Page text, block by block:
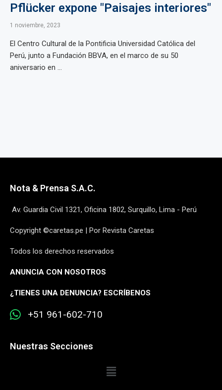
Pflücker expone "Paisajes interiores"
1 noviembre, 2023
El Centro Cultural de la Pontificia Universidad Católica del
Perú, junto a Fundación BBVA, en el marco de su 50
aniversario en ...
Nota & Prensa S.A.C.
Av. Guardia Civil 1321, Oficina 1802, Surquillo, Lima - Perú
Copyright ©caretas.pe | Por Revista Caretas
Todos los derechos reservados
ANUNCIA CON NOSOTROS
¿TIENES UNA DENUNCIA? ESCRÍBENOS
+51 961-602-710
Nuestras Secciones